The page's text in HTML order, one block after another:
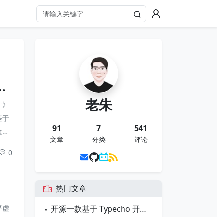
于
0
虚
老朱
91
文章
7
分类
541
评论
热门文章
开源一款基于 Typecho 开发的博客主题